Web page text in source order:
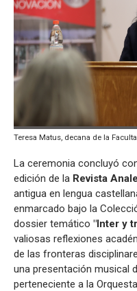
Teresa Matus, decana de la
La ceremonia concluyó
edición de la Revista
antigua en lengua
enmarcado bajo la
dossier temático "Inter y
valiosas reflexiones
de las fronteras
una presentación musical
perteneciente a la